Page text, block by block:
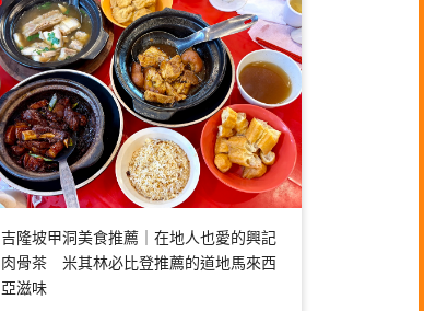
吉隆坡甲洞美食推薦｜在地人也愛的興記
肉骨茶 米其林必比登推薦的道地馬來西
亞滋味